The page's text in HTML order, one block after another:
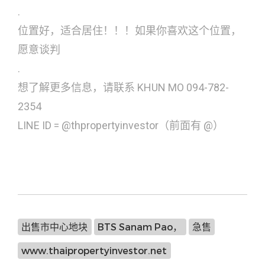
.
位置好，适合居住！！！如果你喜欢这个位置，
愿意谈判
.
想了解更多信息，请联系 KHUN MO 094-782-
2354
LINE ID = @thpropertyinvestor（前面有 @）
出售市中心地块 BTS Sanam Pao， 急售
www.thaipropertyinvestor.net